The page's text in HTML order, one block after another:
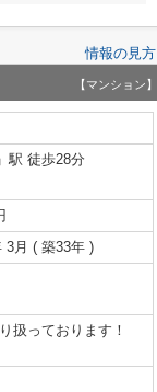
情報の見方
【マンション】
」駅 徒歩28分
3月 ( 築33年 )
扱っております！